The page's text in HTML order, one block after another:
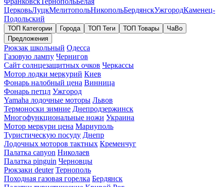
ЦерковьЛуцкМелитопольНикопольБердянскУжгородКаменец-
Подольский
ТОП Категории Города ТОП Теги ТОП Товары
ЧаВо
Предложения
Рюкзак школьный Одесса
Газовую лампу Чернигов
Сайт солнцезащитных очков Черкассы
Мотор лодки меркурий Киев
Фонарь налобный цена Винница
Фонарь петцл Ужгород
Yamaha лодочные моторы Львов
Термоноски зимние Днепродзержинск
Многофункциональные ножи Украина
Мотор меркури цена Мариуполь
Туристическую посуду Днепр
Лодочных моторов тактных Кременчуг
Палатка canyon Николаев
Палатка pinguin Черновцы
Рюкзаки deuter Тернополь
Походная газовая горелка Бердянск